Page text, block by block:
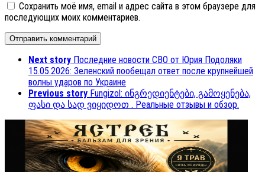
Сохранить моё имя, email и адрес сайта в этом браузере для
последующих моих комментариев.
Next story Последние новости СВО от Юрия Подоляки
15.05.2026: Зеленский пообещал ответ после крупнейшей
волны ударов по Украине
Previous story Fungizol: ინგრედიენტები, გამოყენება,
ფასი და სად ვიყიდოთ . Реальные отзывы и обзор.